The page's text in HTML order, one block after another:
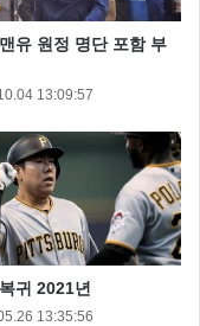
과 아시안게임 득
전에서 멀티골을
는데요
게는 병역특례여부
해외 축구팬들의
유 원정 명단 포함 부
13:09:57
귀 2021년
13:35:56